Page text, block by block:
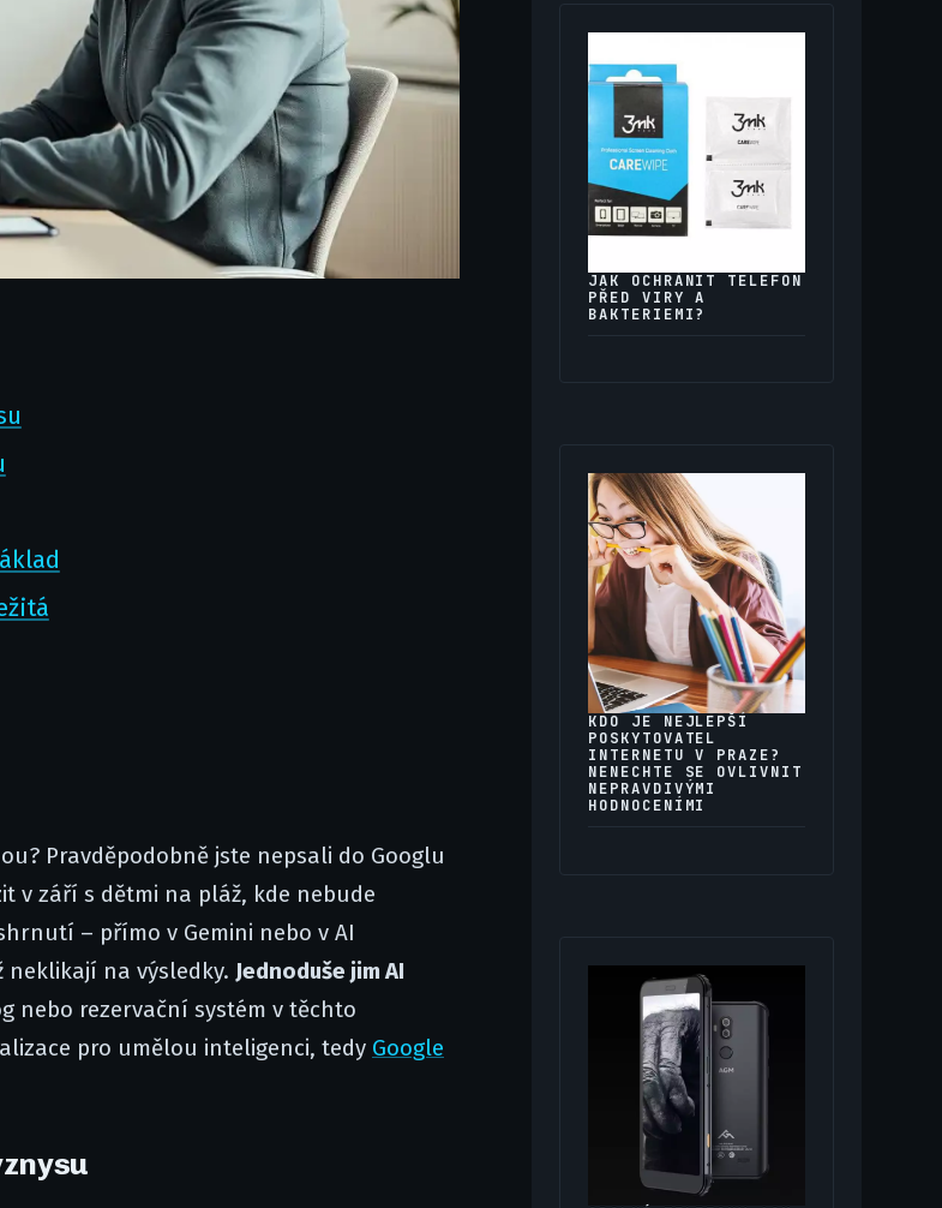
Pravděpodobně jste nepsali do Googlu
v září s dětmi na pláž, kde nebude
– přímo v Gemini nebo v AI
neklikají na výsledky. Jednoduše jim AI
nebo rezervační systém v těchto
pro umělou inteligenci, tedy Google
JAK OCHRÁNIT TELEFON
PŘED VIRY A
BAKTERIEMI?
KDO JE NEJLEPŠÍ
POSKYTOVATEL
INTERNETU V PRAZE?
NENECHTE SE OVLIVNIT
NEPRAVDIVÝMI
HODNOCENÍMI